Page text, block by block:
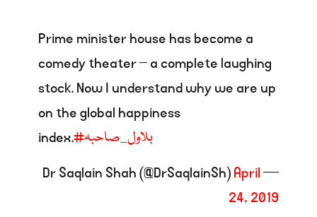
Prime minister house has become a
comedy theater – a complete laughing
stock. Now I understand why we are up
on the global happiness
index. #بلاول_صاحبہ
— Dr Saqlain Shah (@DrSaqlainSh)
April
24, 2019